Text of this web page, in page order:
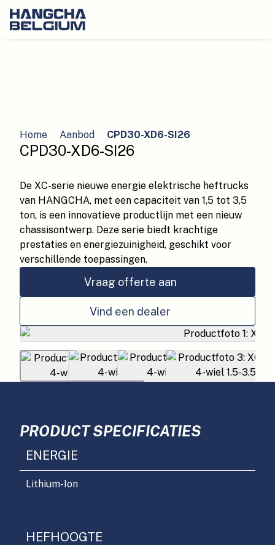
Home Aanbod CPD30-XD6-SI26
CPD30-XD6-SI26
De XC-serie nieuwe energie elektrische heftrucks
van HANGCHA, met een capaciteit van 1,5 tot 3,5
ton, is een innovatieve productlijn met een nieuw
chassisontwerp. Deze serie biedt krachtige
prestaties en energiezuinigheid, geschikt voor
verschillende toepassingen.
Vraag offerte aan
Vind een dealer
PRODUCT SPECIFICATIES
ENERGIE
Lithium-Ion
HEFHOOGTE